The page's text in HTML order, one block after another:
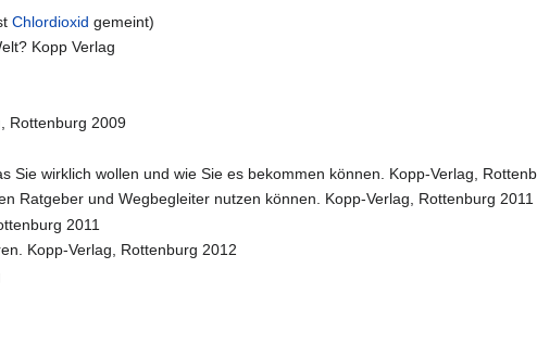
Chlordioxid gemeint)
Kopp Verlag
Rottenburg 2009
Sie wirklich wollen und wie Sie es bekommen können. Kopp-Verlag,
Ratgeber und Wegbegleiter nutzen können. Kopp-Verlag, Rottenburg 2011
2011
Kopp-Verlag, Rottenburg 2012